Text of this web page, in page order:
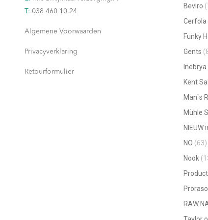
T: 038 460 10 24
Algemene Voorwaarden
Privacyverklaring
Retourformulier
Beviro
Cerfola
Funky
Gents
Inebrya
Kent
Man`s
Mühle
NO (63)
Nook
Proraso
RAW